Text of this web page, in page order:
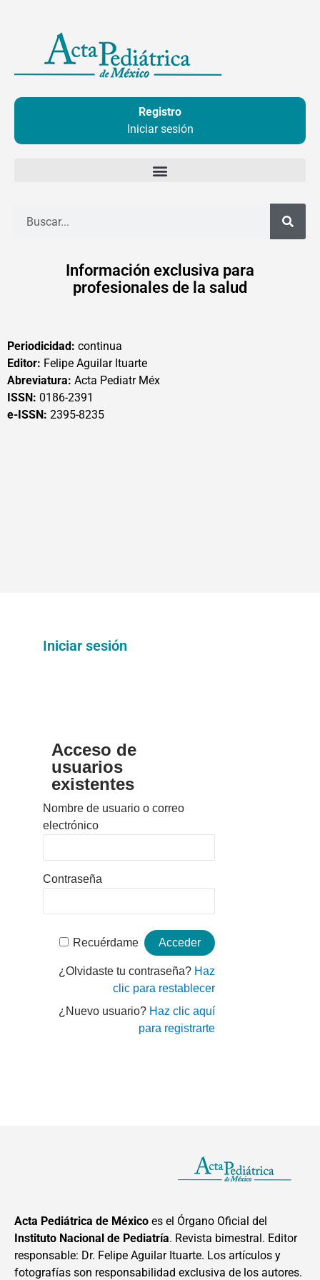
contenido
Registro
Iniciar sesión
Información exclusiva para
profesionales de la salud
Periodicidad: continua
Editor: Felipe Aguilar Ituarte
Abreviatura: Acta Pediatr Méx
ISSN: 0186-2391
e-ISSN: 2395-8235
Iniciar sesión
Acceso de
usuarios
existentes
Nombre de usuario o correo
electrónico
Contraseña
Recuérdame
¿Olvidaste tu contraseña? Haz
clic para restablecer
¿Nuevo usuario? Haz clic aquí
para registrarte
Acta Pediátrica de México es el Órgano Oficial del
Instituto Nacional de Pediatría. Revista bimestral. Editor
responsable: Dr. Felipe Aguilar Ituarte. Los artículos y
fotografías son responsabilidad exclusiva de los autores.